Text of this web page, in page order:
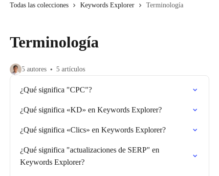
Todas las colecciones Keywords Explorer Terminología
Terminología
5 autores 5 artículos
¿Qué significa "CPC"?
¿Qué significa «KD» en Keywords Explorer?
¿Qué significa «Clics» en Keywords Explorer?
¿Qué significa "actualizaciones de SERP" en
Keywords Explorer?